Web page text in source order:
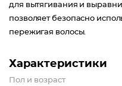
для вытягивания и
позволяет безопасно
пережигая волосы.
Характеристики
Пол и возраст